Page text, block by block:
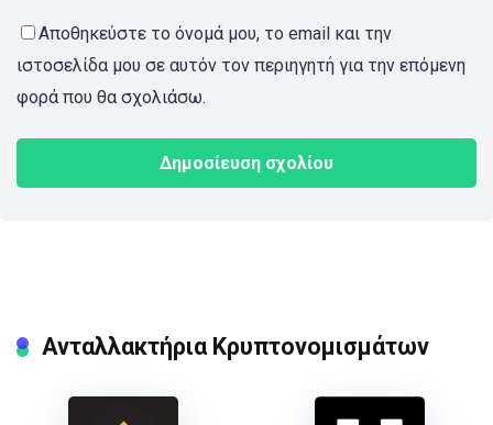
Αποθηκεύστε το όνομά μου, το email και την
ιστοσελίδα μου σε αυτόν τον περιηγητή για την επόμενη
φορά που θα σχολιάσω.
Ανταλλακτήρια Κρυπτονομισμάτων